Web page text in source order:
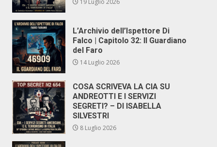
19 Luglio 2026
L’Archivio dell’Ispettore Di
Falco | Capitolo 32: Il Guardiano
del Faro
14 Luglio 2026
COSA SCRIVEVA LA CIA SU
ANDREOTTI E I SERVIZI
SEGRETI? – DI ISABELLA
SILVESTRI
8 Luglio 2026